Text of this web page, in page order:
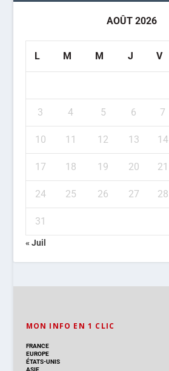
AOÛT 2026
L M M J V
3 4 5 6 7
10 11 12 13 14
17 18 19 20 21
24 25 26 27 28
31
« Juil
MON INFO EN 1 CLIC
FRANCE
EUROPE
ÉTATS-UNIS
ASIE